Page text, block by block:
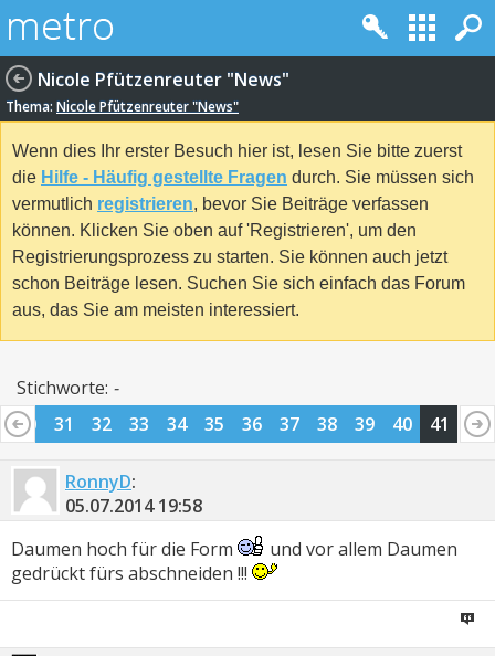
Nicole Pfützenreuter "News"
Thema: Nicole Pfützenreuter "News"
Wenn dies Ihr erster Besuch hier ist, lesen Sie bitte zuerst
die Hilfe - Häufig gestellte Fragen durch. Sie müssen sich
vermutlich registrieren, bevor Sie Beiträge verfassen
können. Klicken Sie oben auf 'Registrieren', um den
Registrierungsprozess zu starten. Sie können auch jetzt
schon Beiträge lesen. Suchen Sie sich einfach das Forum
aus, das Sie am meisten interessiert.
Stichworte: -
30
31 32 33 34 35 36 37 38 39 40 41
RonnyD:
05.07.201419:58
Daumen hoch für die Form
und vor allem Daumen
gedrückt fürs abschneiden !!!